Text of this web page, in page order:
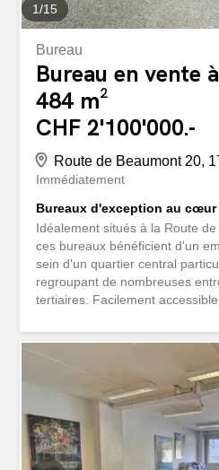
1/15
Bureau
Bureau en vente
484 m²
CHF 2'100'000.-
Route de Beaumont 20,
Immédiatement
Bureaux d'exception au cœur
Idéalement situés à la Route
ces bureaux bénéficient d'un
sein d'un quartier central
regroupant de nombreuses
tertiaires. Facilement
idéal pour le développement
sur une surface totale de 402
par leur agencement
Environ la moitié de la surface
open space, offrant un
moderne, collaboratif et
aménagé au cœur de cet open
collaborateurs de profiter de